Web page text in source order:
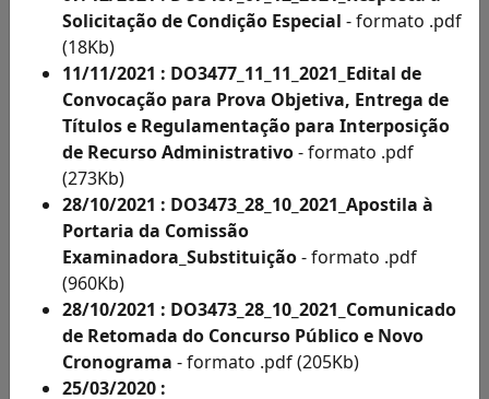
Informação
Solicitações
de
Condições
Especiais
e
Inscritos
Como
Deficientes
por
Ano
Inscritos
Como
Deficientes
por
Solicitação de Condição Especial - formato .pdf
(18Kb)
11/11/2021 : DO3477_11_11_2021_Edital de
Convocação para Prova Objetiva, Entrega de
Títulos e Regulamentação para Interposição
de Recurso Administrativo- formato .pdf
(273Kb)
28/10/2021 : DO3473_28_10_2021_Apostila à
Portaria da Comissão
Examinadora_Substituição- formato .pdf
(960Kb)
28/10/2021 : DO3473_28_10_2021_Comunicado
de Retomada do Concurso Público e Novo
Cronograma - formato .pdf (205Kb)
25/03/2020 :